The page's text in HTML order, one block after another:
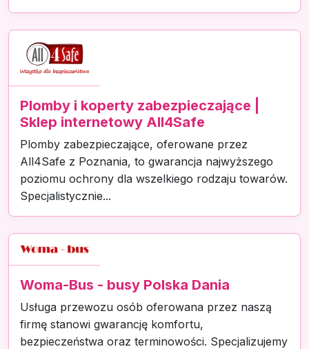
Plomby i koperty zabezpieczające |
Sklep internetowy All4Safe
Plomby zabezpieczające, oferowane przez
All4Safe z Poznania, to gwarancja najwyższego
poziomu ochrony dla wszelkiego rodzaju towarów.
Specjalistycznie...
Woma-Bus - busy Polska Dania
Usługa przewozu osób oferowana przez naszą
firmę stanowi gwarancję komfortu,
bezpieczeństwa oraz terminowości. Specjalizujemy